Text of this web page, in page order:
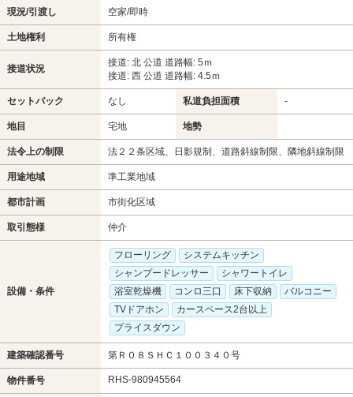
現況/引渡し 空家/即時
土地権利 所有権
接道状況
接道: 北 公道 道路幅: 5ｍ
接道: 西 公道 道路幅: 4.5ｍ
セットバック なし 私道負担面積 -
地目 宅地 地勢
法令上の制限 法２２条区域、日影規制、道路斜線制限、隣地斜線制限
用途地域 準工業地域
都市計画 市街化区域
取引態様 仲介
設備・条件
フローリング
システムキッチン
シャンプードレッサー
シャワートイレ
浴室乾燥機
コンロ三口 床下収納
バルコニー
TVドアホン
カースペース2台以上
プライスダウン
建築確認番号 第Ｒ０８ＳＨＣ１００３４０号
物件番号 RHS-980945564